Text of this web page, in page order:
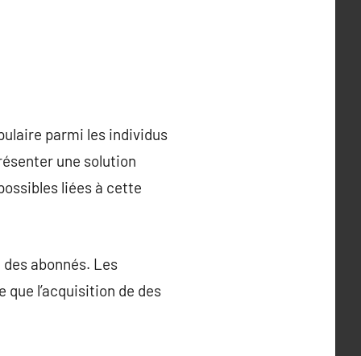
parmi les individus
une solution
liées à cette
abonnés. Les
l’acquisition de des